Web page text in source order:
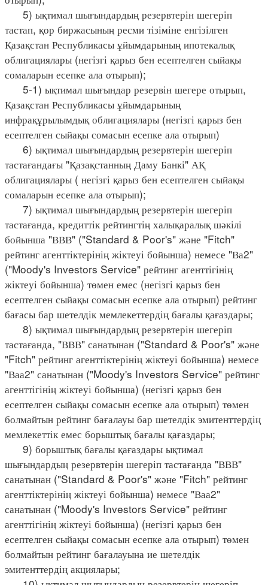
5) ықтимал шығындардың резервтерін шегеріп
тастап, қор биржасының ресми тізіміне енгізілген
Қазақстан Республикасы ұйымдарының ипотекалық
облигациялары (негізгі қарыз бен есептелген сыйақы
сомаларын есепке ала отырып);
5-1) ықтимал шығындар резервін шегере отырып,
Қазақстан Республикасы ұйымдарының
инфрақұрылымдық облигациялары (негізгі қарыз бен
есептелген сыйақы сомасын есепке ала отырып)
6) ықтимал шығындардың резервтерін шегеріп
тастағандағы "Қазақстанның Даму Банкі" АҚ
облигациялары ( негізгі қарыз бен есептелген сыйақы
сомаларын есепке ала отырып);
7) ықтимал шығындардың резервтерін шегеріп
тастағанда, кредиттік рейтингтің халықаралық шәкілі
бойынша "ВВВ" ("Standard & Poor's" және "Fitch"
рейтинг агенттіктерінің жіктеуі бойынша) немесе "Ва2"
("Moody's Investors Service" рейтинг агенттігінің
жіктеуі бойынша) төмен емес (негізгі қарыз бен
есептелген сыйақы сомасын есепке ала отырып) рейтинг
бағасы бар шетелдік мемлекеттердің бағалы қағаздары;
8) ықтимал шығындардың резервтерін шегеріп
тастағанда, "ВВВ" санатынан ("Standard & Poor's" және
"Fitch" рейтинг агенттіктерінің жіктеуі бойынша) немесе
"Ваа2" санатынан ("Moody's Investors Service" рейтинг
агенттігінің жіктеуі бойынша) (негізгі қарыз бен
есептелген сыйақы сомасын есепке ала отырып) төмен
болмайтын рейтинг бағалауы бар шетелдік эмитенттердің
мемлекеттік емес борыштық бағалы қағаздары;
9) борыштық бағалы қағаздары ықтимал
шығындардың резервтерін шегеріп тастағанда "ВВВ"
санатынан ("Standard & Poor's" және "Fitch" рейтинг
агенттіктерінің жіктеуі бойынша) немесе "Ваа2"
санатынан ("Moody's Investors Service" рейтинг
агенттігінің жіктеуі бойынша) (негізгі қарыз бен
есептелген сыйақы сомасын есепке ала отырып) төмен
болмайтын рейтинг бағалауына ие шетелдік
эмитенттердің акциялары;